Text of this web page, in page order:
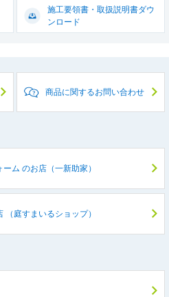
施工要領書・取扱説明書ダウ
ンロード
商品に関するお問い合わせ
ーム のお店（一新助家）
（庭すまいるショップ）